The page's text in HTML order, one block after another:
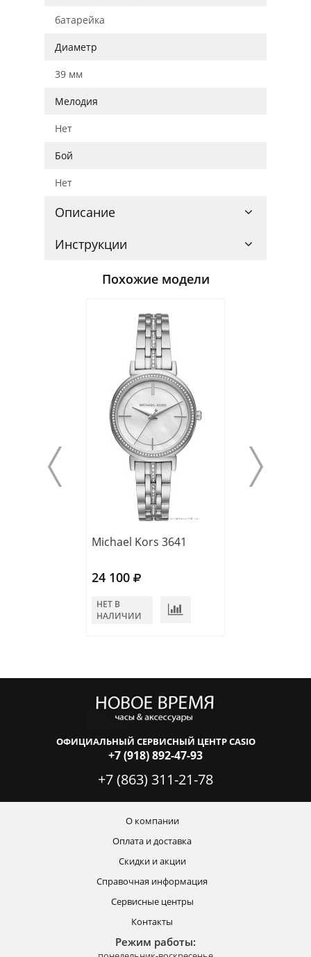
батарейка
Диаметр
39 мм
Мелодия
Нет
Бой
Нет
Описание
Инструкции
Похожие модели
Michael Kors 3641
24 100
НЕТ В
НАЛИЧИИ
ОФИЦИАЛЬНЫЙ СЕРВИСНЫЙ ЦЕНТР CASIO
+7 (918) 892-47-93
+7 (863) 311-21-78
О компании
Оплата и доставка
Скидки и акции
Справочная информация
Сервисные центры
Контакты
Режим работы: